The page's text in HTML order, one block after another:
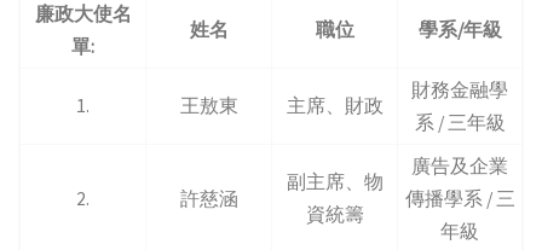
廉政大使名
單:
姓名 職位 學系/年級
1. 王敖東 主席、財政
財務金融學
系 / 三年級
2. 許慈涵
副主席、物
資統籌
廣告及企業
傳播學系 / 三
年級